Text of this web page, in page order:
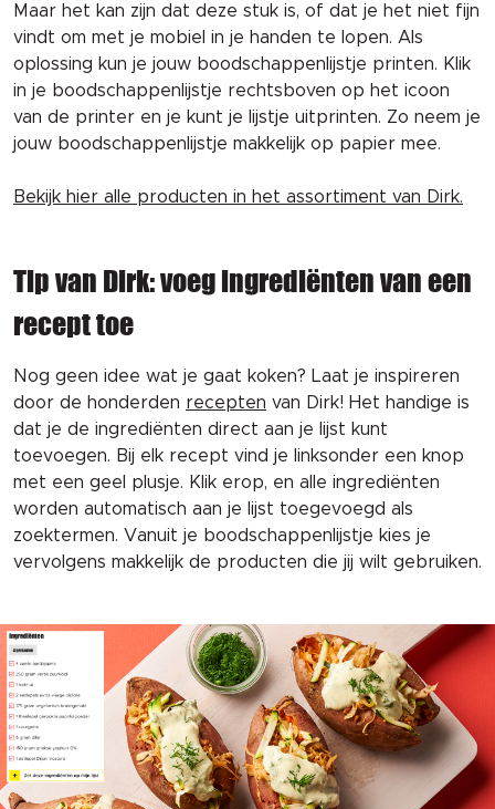
Maar het kan zijn dat deze stuk is, of dat je het niet fijn
vindt om met je mobiel in je handen te lopen. Als
oplossing kun je jouw boodschappenlijstje printen. Klik
in je boodschappenlijstje rechtsboven op het icoon
van de printer en je kunt je lijstje uitprinten. Zo neem je
jouw boodschappenlijstje makkelijk op papier mee.
Bekijk hier alle producten in het assortiment van Dirk.
Tip van Dirk: voeg ingrediënten van een
recept toe
Nog geen idee wat je gaat koken? Laat je inspireren
door de honderden recepten van Dirk! Het handige is
dat je de ingrediënten direct aan je lijst kunt
toevoegen. Bij elk recept vind je linksonder een knop
met een geel plusje. Klik erop, en alle ingrediënten
worden automatisch aan je lijst toegevoegd als
zoektermen. Vanuit je boodschappenlijstje kies je
vervolgens makkelijk de producten die jij wilt gebruiken.